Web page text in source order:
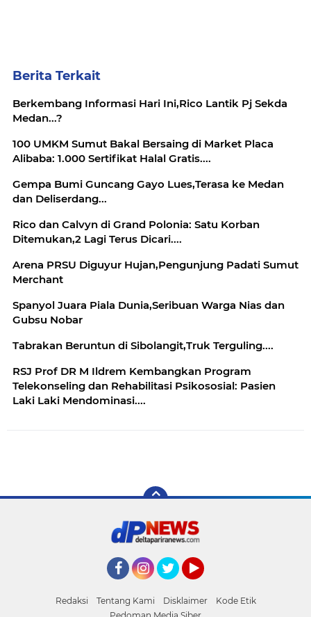
Berita Terkait
Berkembang Informasi Hari Ini,Rico Lantik Pj Sekda
Medan...?
100 UMKM Sumut Bakal Bersaing di Market Placa
Alibaba: 1.000 Sertifikat Halal Gratis....
Gempa Bumi Guncang Gayo Lues,Terasa ke Medan
dan Deliserdang...
Rico dan Calvyn di Grand Polonia: Satu Korban
Ditemukan,2 Lagi Terus Dicari....
Arena PRSU Diguyur Hujan,Pengunjung Padati Sumut
Merchant
Spanyol Juara Piala Dunia,Seribuan Warga Nias dan
Gubsu Nobar
Tabrakan Beruntun di Sibolangit,Truk Terguling....
RSJ Prof DR M Ildrem Kembangkan Program
Telekonseling dan Rehabilitasi Psikososial: Pasien
Laki Laki Mendominasi....
Redaksi Tentang Kami Disklaimer
Kode Etik